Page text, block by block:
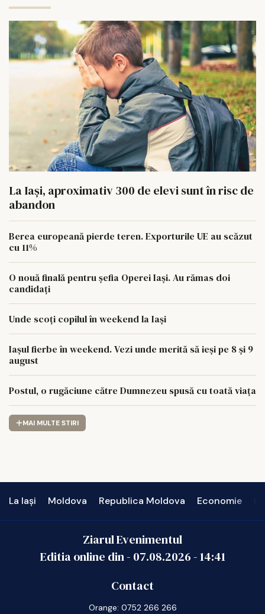
La Iași, aproximativ 300 de elevi sunt în risc de
abandon
Berea europeană pierde teren. Exporturile UE au scăzut
cu 11%
O nouă finală pentru șefia Operei Iași. Au rămas doi
candidați
Unde scoți copilul în weekend la Iași
Iașul fierbe în weekend. Vezi unde merită să ieși pe 8 și 9
august
Postul, o rugăciune către Dumnezeu spusă cu toată viața
MAI MULTE STIRI
La Iași Moldova Republica Moldova Economie
Ziarul Evenimentul
Editia online din - 07.08.2026-14:41
Contact
Orange: 0752 266 266